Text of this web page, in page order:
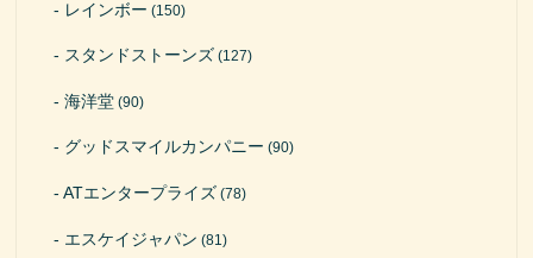
レインボー (150)
スタンドストーンズ (127)
海洋堂 (90)
グッドスマイルカンパニー (90)
ATエンタープライズ (78)
エスケイジャパン (81)